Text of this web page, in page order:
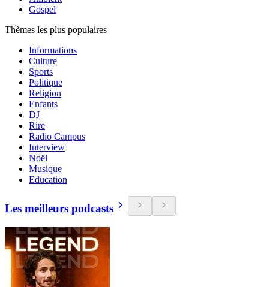
Gospel
Thèmes les plus populaires
Informations
Culture
Sports
Politique
Religion
Enfants
DJ
Rire
Radio Campus
Interview
Noël
Musique
Education
Les meilleurs podcasts